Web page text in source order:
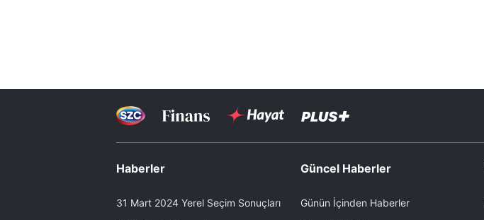
Haberler
31 Mart 2024 Yerel Seçim Sonuçları
Güncel Haberler
Günün İçinden Haberler